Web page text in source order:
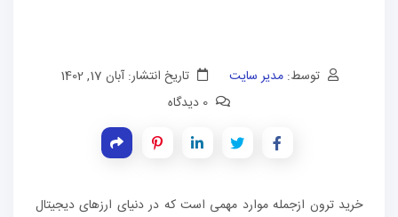
توسط:مدیر سایت
تاریخ انتشار: آبان 17, 1402
خرید ترون ازجمله موارد مهمی است که در دنیای ارزهای دیجیتال